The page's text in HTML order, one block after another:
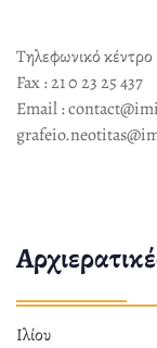
Τηλεφωνικό κέντρο
Fax : 21 0 23 25 437
Email :
Ιλίου